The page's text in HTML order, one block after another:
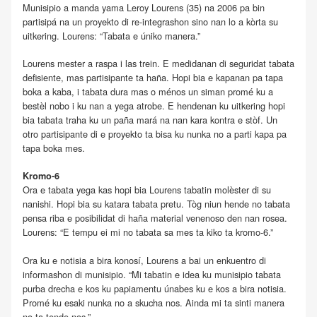
Munisipio a manda yama Leroy Lourens (35) na 2006 pa bin
partisipá na un proyekto di re-integrashon sino nan lo a kòrta su
uitkering. Lourens: “Tabata e úniko manera.”
Lourens mester a raspa i las trein. E medidanan di seguridat tabata
defisiente, mas partisipante ta haña. Hopi bia e kapanan pa tapa
boka a kaba, i tabata dura mas o ménos un siman promé ku a
bestèl nobo i ku nan a yega atrobe. E hendenan ku uitkering hopi
bia tabata traha ku un paña mará na nan kara kontra e stòf. Un
otro partisipante di e proyekto ta bisa ku nunka no a parti kapa pa
tapa boka mes.
Kromo-6
Ora e tabata yega kas hopi bia Lourens tabatin molèster di su
nanishi. Hopi bia su katara tabata pretu. Tòg niun hende no tabata
pensa riba e posibilidat di haña material venenoso den nan rosea.
Lourens: “E tempu ei mi no tabata sa mes ta kiko ta kromo-6.”
Ora ku e notisia a bira konosí, Lourens a bai un enkuentro di
informashon di munisipio. “Mi tabatin e idea ku munisipio tabata
purba drecha e kos ku papiamentu únabes ku e kos a bira notisia.
Promé ku esaki nunka no a skucha nos. Ainda mi ta sinti manera